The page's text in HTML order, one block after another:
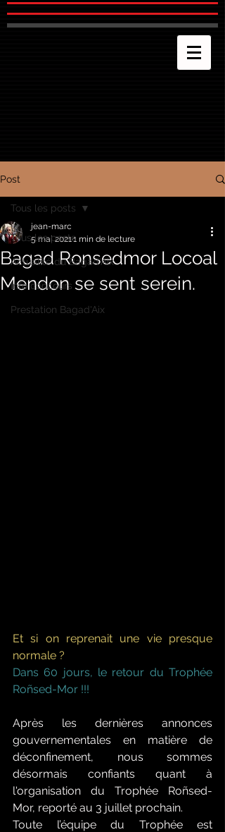
Post
Tous les posts
Actualité du Bagad'Aix
Info concours
Prestation Bagad'Aix
Tous les posts
Bagad Ronsedmor Locoal
Mendon se sent serein.
jean-marc
5 mai 20211 min de lecture
Et si on reprenait une vie presque
normale ?
Dans 60 jours, le retour du Trophée
Roñsed-Mor !!!
Après les dernières annonces
gouvernementales en matière de
déconfinement, nous sommes
désormais confiants quant à
l'organisation du Trophée Roñsed-
Mor, reporté au 3 juillet prochain.
Toute l’équipe du Trophée est